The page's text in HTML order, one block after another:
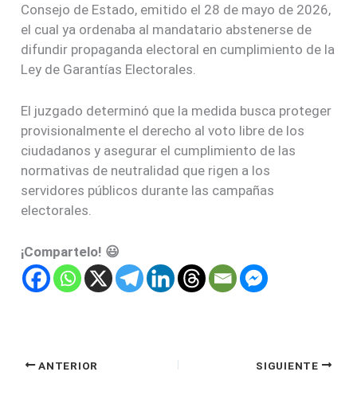
Consejo de Estado, emitido el 28 de mayo de 2026,
el cual ya ordenaba al mandatario abstenerse de
difundir propaganda electoral en cumplimiento de la
Ley de Garantías Electorales.
El juzgado determinó que la medida busca proteger
provisionalmente el derecho al voto libre de los
ciudadanos y asegurar el cumplimiento de las
normativas de neutralidad que rigen a los
servidores públicos durante las campañas
electorales.
¡Compartelo! 😃
ANTERIOR SIGUIENTE